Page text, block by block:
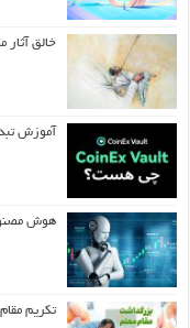
خالق آثار
آموزش
هوش
تکریم